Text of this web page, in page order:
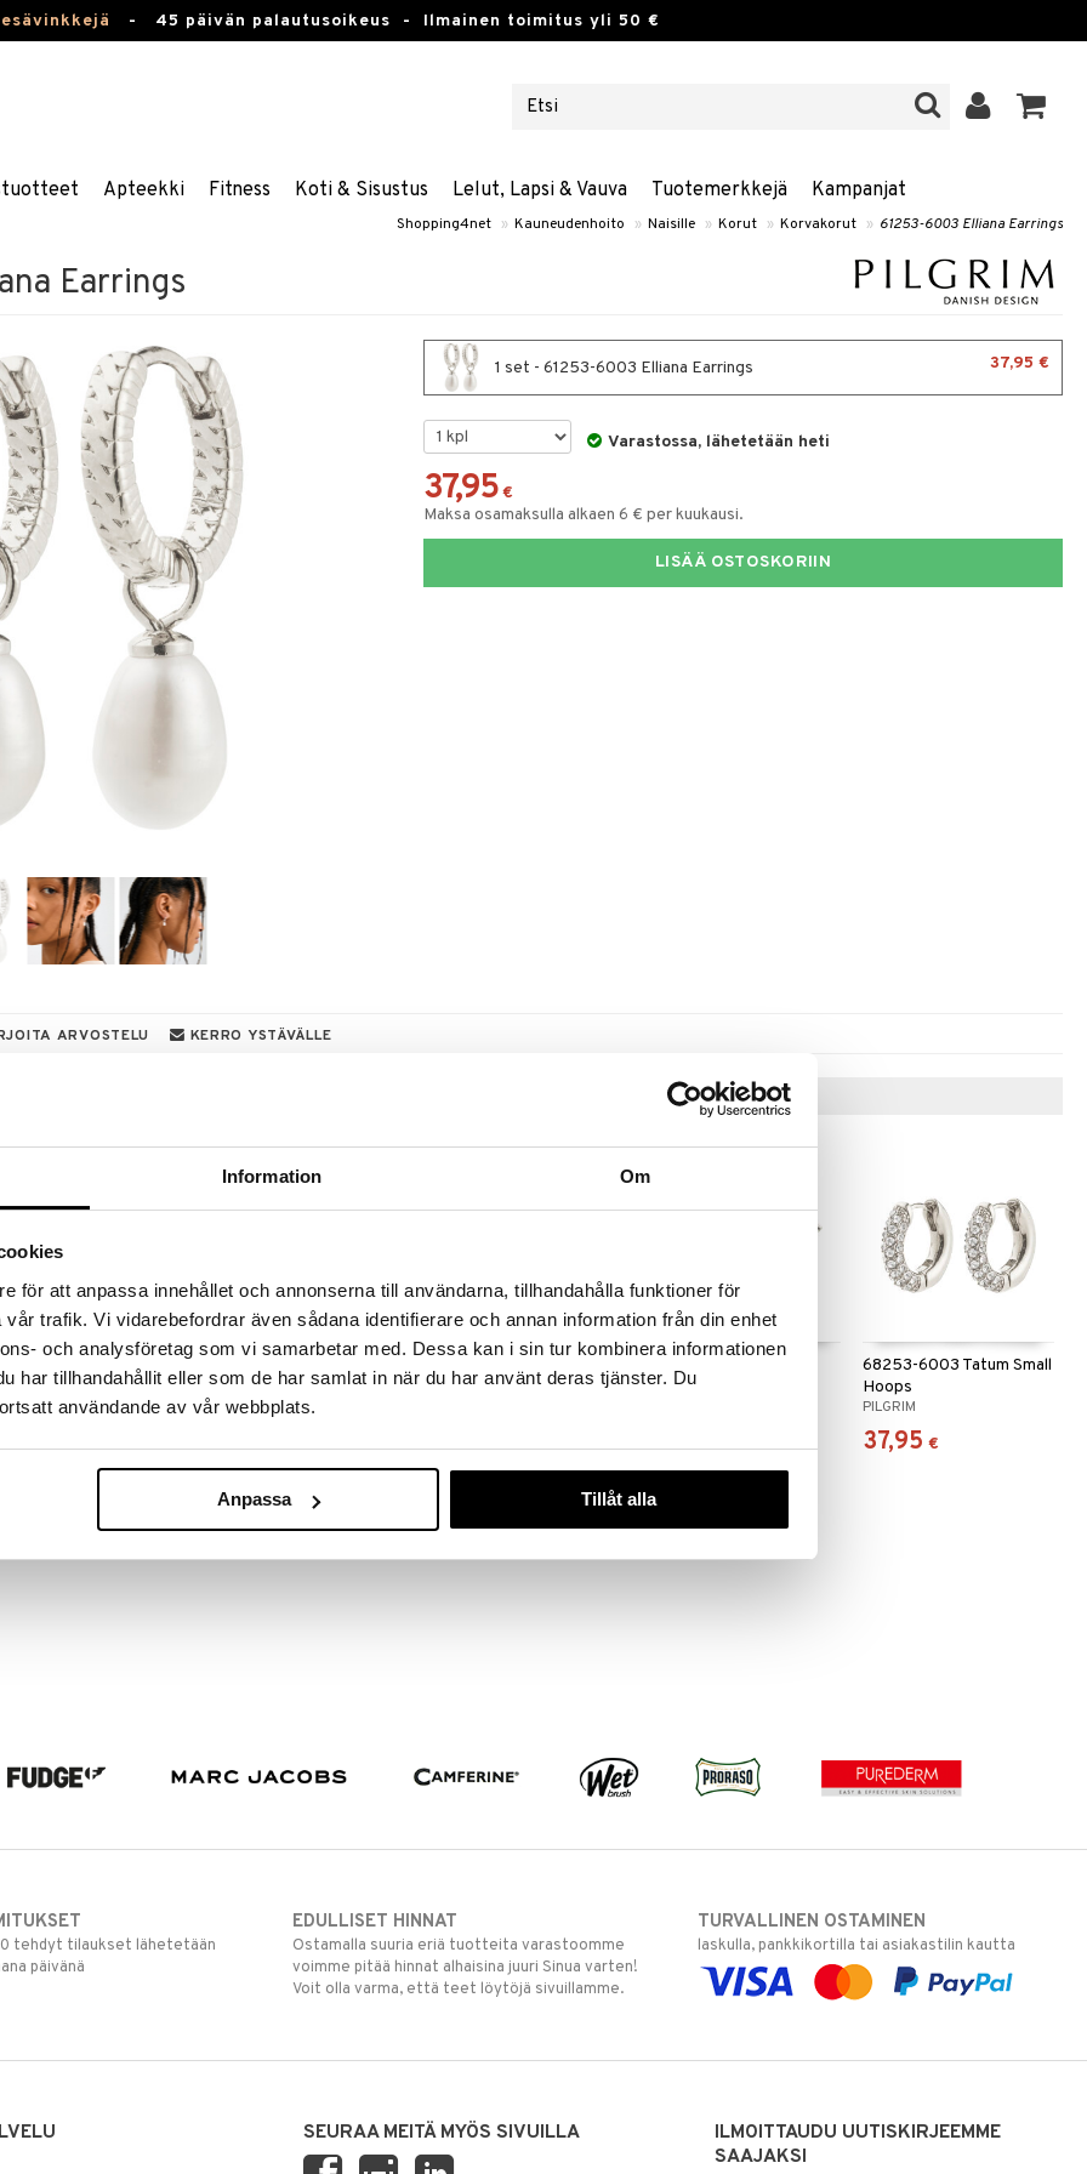
Information Om
för att anpassa innehållet och annonserna till användarna, tillhandahålla funktioner för
trafik. Vi vidarebefordrar även sådana identifierare och annan information från din enhet
och analysföretag som vi samarbetar med. Dessa kan i sin tur kombinera informationen
har tillhandahållit eller som de har samlat in när du har använt deras tjänster. Du
användande av vår webbplats.
Anpassa Tillåt alla
- 45 päivän palautusoikeus - Ilmainen toimitus yli 50 €
Apteekki Fitness Koti & Sisustus Lelut, Lapsi & Vauva Tuotemerkkejä Kampanjat
Shopping4net » Kauneudenhoito » Naisille » Korut » Korvakorut » 61253-6003 Elliana Earrings
Earrings
1 set - 61253-6003 Elliana Earrings 37,95 €
Varastossa, lähetetään heti
37,95 €
Maksa osamaksulla alkaen 6 € per kuukausi.
LISÄÄ OSTOSKORIIN
ARVOSTELU KERRO YSTÄVÄLLE
löydöt kotiin!
31.8.2026 asti mutta ole nopea -
rakenne ja aitoja makeanvedenhelmiä,
Täydelliset kauden muhkeisiin, neulottuihin
erittäin helppo laittaa päälle ja ottaa pois.
ylimääräistä luksusta ulkoasuusi.
Vinkkejä sinulle
Necklace
54,94 €
Bracelet
39,95 €
68253-6003 Tatum Small
Hoops
PILGRIM
37,95 €
tehdyt tilaukset lähetetään
päivänä
EDULLISET HINNAT
Ostamalla suuria eriä tuotteita varastoomme
voimme pitää hinnat alhaisina juuri Sinua varten!
Voit olla varma, että teet löytöjä sivuillamme.
TURVALLINEN OSTAMINEN
laskulla, pankkikortilla tai asiakastilin kautta
SEURAA MEITÄ MYÖS SIVUILLA
ILMOITTAUDU UUTISKIRJEEMME
SAAJAKSI